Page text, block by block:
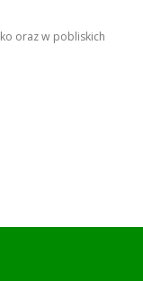
oraz w pobliskich